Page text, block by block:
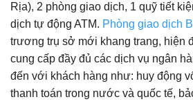
Rịa), 2 phòng giao dịch, 1 quỹ tiết
dịch tự động ATM. Phòng giao dịch
trương trụ sở mới khang trang, hiện
cung cấp đầy đủ các dịch vụ ngân
đến với khách hàng như: huy động
thanh toán trong nước và quốc tế,